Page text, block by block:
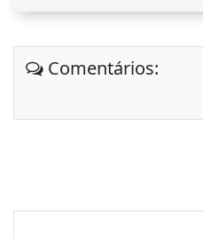
Comentários: